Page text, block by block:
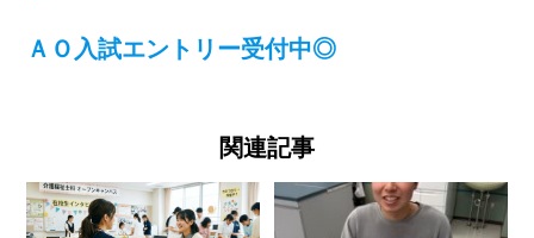
ＡＯ入試エントリー受付中◎
関連記事